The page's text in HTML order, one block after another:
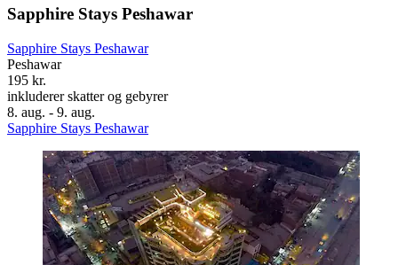
Sapphire Stays Peshawar
Sapphire Stays Peshawar
Peshawar
195 kr.
inkluderer skatter og gebyrer
8. aug. - 9. aug.
Sapphire Stays Peshawar